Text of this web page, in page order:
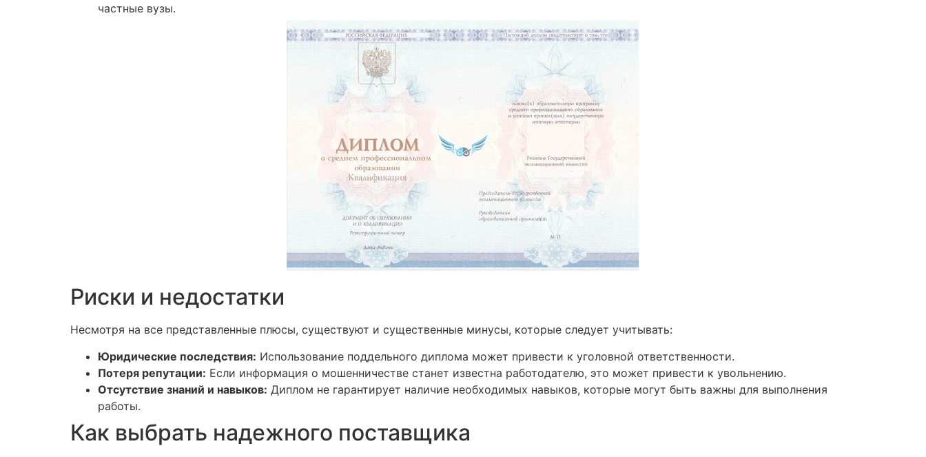
частные вузы.
Риски и недостатки
Несмотря на все представленные плюсы, существуют и существенные минусы, которые следует учитывать:
Юридические последствия: Использование поддельного диплома может привести к уголовной ответственности.
Потеря репутации: Если информация о мошенничестве станет известна работодателю, это может привести к увольнению.
Отсутствие знаний и навыков: Диплом не гарантирует наличие необходимых навыков, которые могут быть важны для выполнения
работы.
Как выбрать надежного поставщика